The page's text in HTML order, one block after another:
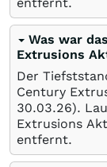
Was war
Extrusions
Der
Century
30.03.26).
Extrusions
entfernt.